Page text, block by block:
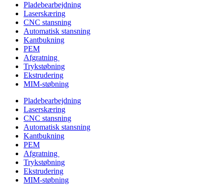
Pladebearbejdning
Laserskæring
CNC stansning
Automatisk stansning
Kantbukning
PEM
Afgratning
Trykstøbning
Ekstrudering
MIM-støbning
Pladebearbejdning
Laserskæring
CNC stansning
Automatisk stansning
Kantbukning
PEM
Afgratning
Trykstøbning
Ekstrudering
MIM-støbning